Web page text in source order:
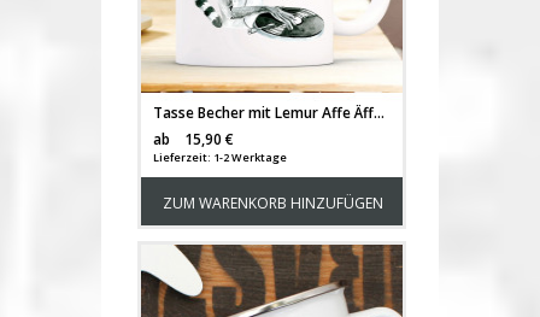
Tasse Becher mit Lemur Affe Äffchen DJ & Spruch Onkel sein fetzt Kaffeebecher Geschenk Spruchbecher ts876
ab
15,90 €
Lieferzeit: 1-2 Werktage
ZUM WARENKORB HINZUFÜGEN